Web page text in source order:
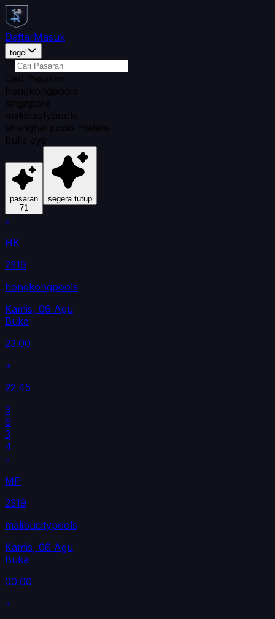
DaftarMasuk
togel
Cari Pasaran
hongkongpools
singapore
malibucitypools
shanghai pools malam
bulls eye
pasaran
71
segera tutup
HK
2319
hongkongpools
Kamis, 06 Agu
Buka
23.00
22.45
3
6
3
4
MP
2319
malibucitypools
Kamis, 06 Agu
Buka
00.00